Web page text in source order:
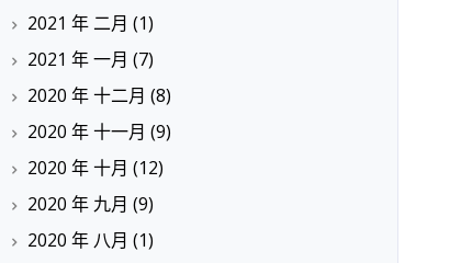
2021 年 二月 (1)
2021 年 一月 (7)
2020 年 十二月 (8)
2020 年 十一月 (9)
2020 年 十月 (12)
2020 年 九月 (9)
2020 年 八月 (1)